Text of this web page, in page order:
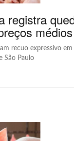
registra
recuo expressivo
São Paulo